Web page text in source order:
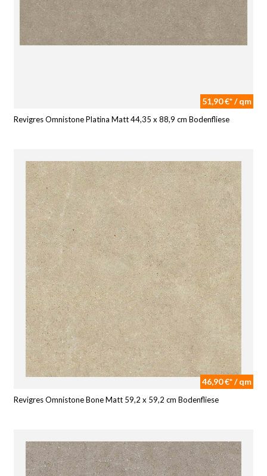
51,90 €* / qm
Revigres Omnistone Platina Matt 44,35 x 88,9 cm Bodenfliese
46,90 €* / qm
Revigres Omnistone Bone Matt 59,2 x 59,2 cm Bodenfliese